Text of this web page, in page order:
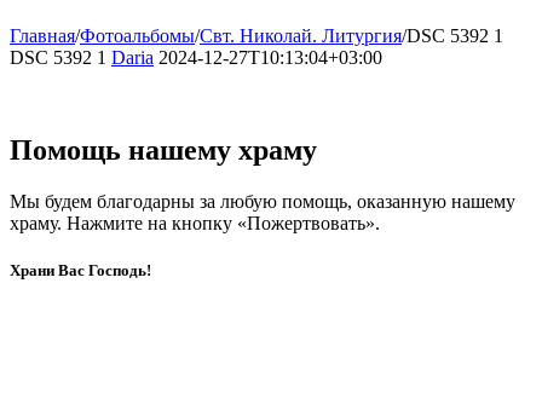
Главная/Фотоальбомы/Свт. Николай. Литургия/DSC 5392 1
DSC 5392 1 Daria 2024-12-27T10:13:04+03:00
Помощь нашему храму
Мы будем благодарны за любую помощь, оказанную нашему
храму. Нажмите на кнопку «Пожертвовать».
Храни Вас Господь!